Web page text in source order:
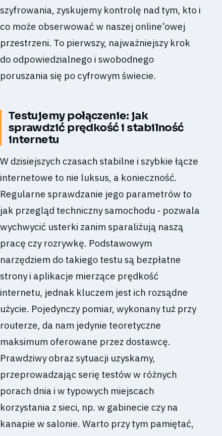
szyfrowania, zyskujemy kontrolę nad tym, kto i
co może obserwować w naszej online’owej
przestrzeni. To pierwszy, najważniejszy krok
do odpowiedzialnego i swobodnego
poruszania się po cyfrowym świecie.
Testujemy połączenie: jak
sprawdzić prędkość i stabilność
internetu
W dzisiejszych czasach stabilne i szybkie łącze
internetowe to nie luksus, a konieczność.
Regularne sprawdzanie jego parametrów to
jak przegląd techniczny samochodu - pozwala
wychwycić usterki zanim sparaliżują naszą
pracę czy rozrywkę. Podstawowym
narzędziem do takiego testu są bezpłatne
strony i aplikacje mierzące prędkość
internetu, jednak kluczem jest ich rozsądne
użycie. Pojedynczy pomiar, wykonany tuż przy
routerze, da nam jedynie teoretyczne
maksimum oferowane przez dostawcę.
Prawdziwy obraz sytuacji uzyskamy,
przeprowadzając serię testów w różnych
porach dnia i w typowych miejscach
korzystania z sieci, np. w gabinecie czy na
kanapie w salonie. Warto przy tym pamiętać,